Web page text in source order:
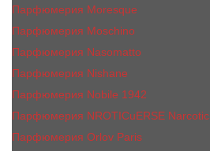
Парфюмерия Moresque
Парфюмерия Moschino
Парфюмерия Nasomatto
Парфюмерия Nishane
Парфюмерия Nobile 1942
Парфюмерия NROTICuERSE Narcotic
Парфюмерия Orlov Paris